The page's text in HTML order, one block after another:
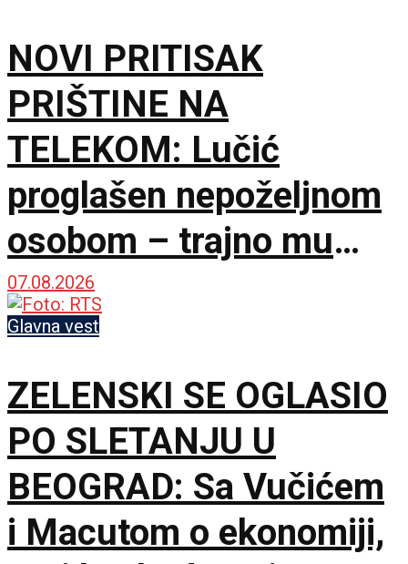
NOVI PRITISAK
PRIŠTINE NA
TELEKOM: Lučić
proglašen nepoželjnom
osobom – trajno mu
zabranjen ulazak na
KiM
07.08.2026
Glavna vest
ZELENSKI SE OGLASIO
PO SLETANJU U
BEOGRAD: Sa Vučićem
i Macutom o ekonomiji,